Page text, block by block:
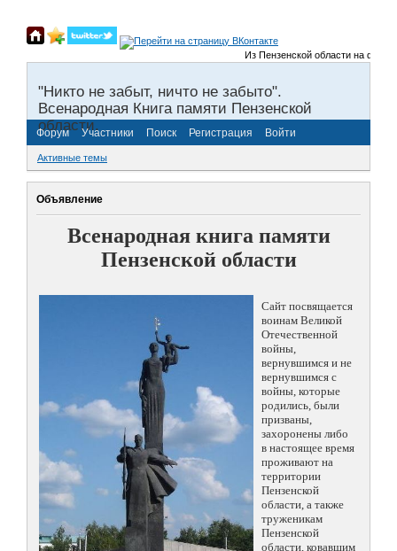
Из Пензенской области на
"Никто не забыт, ничто не забыто".
Всенародная Книга памяти Пензенской
области.
Форум Участники Поиск Регистрация Войти
Активные темы
Объявление
Всенародная книга памяти
Пензенской области
Сайт посвящается
воинам Великой
Отечественной
войны,
вернувшимся и не
вернувшимся с
войны, которые
родились, были
призваны,
захоронены либо
в настоящее время
проживают на
территории
Пензенской
области, а также
труженикам
Пензенской
области, ковавшим